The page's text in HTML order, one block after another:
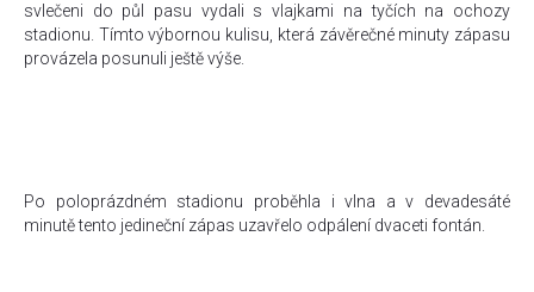
svlečeni do půl pasu vydali s vlajkami na tyčích na ochozy
stadionu. Tímto výbornou kulisu, která závěrečné minuty zápasu
provázela posunuli ještě výše.
Po poloprázdném stadionu proběhla i vlna a v devadesáté
minutě tento jedineční zápas uzavřelo odpálení dvaceti fontán.